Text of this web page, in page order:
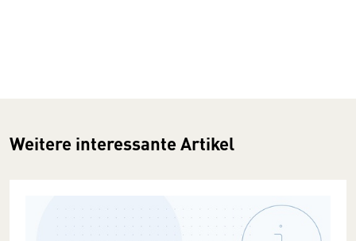
Weitere interessante Artikel